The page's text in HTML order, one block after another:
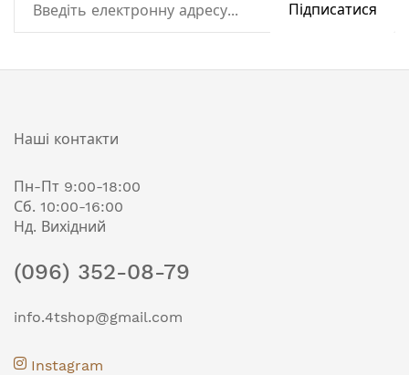
Підписатися
Наші контакти
Пн-Пт 9:00-18:00
Сб. 10:00-16:00
Нд. Вихідний
(096) 352-08-79
info.4tshop@gmail.com
Instagram